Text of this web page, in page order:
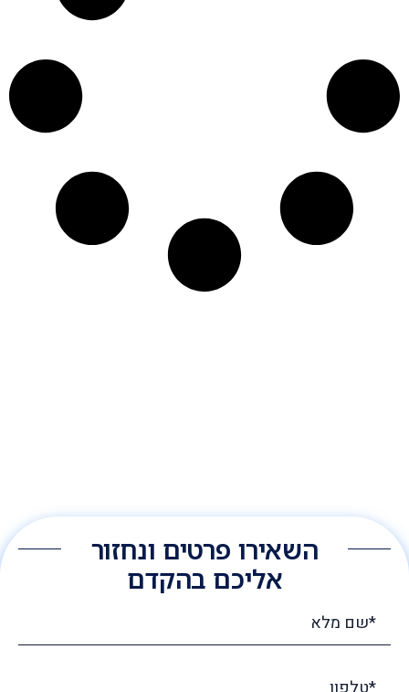
השאירו פרטים ונחזור
אליכם בהקדם